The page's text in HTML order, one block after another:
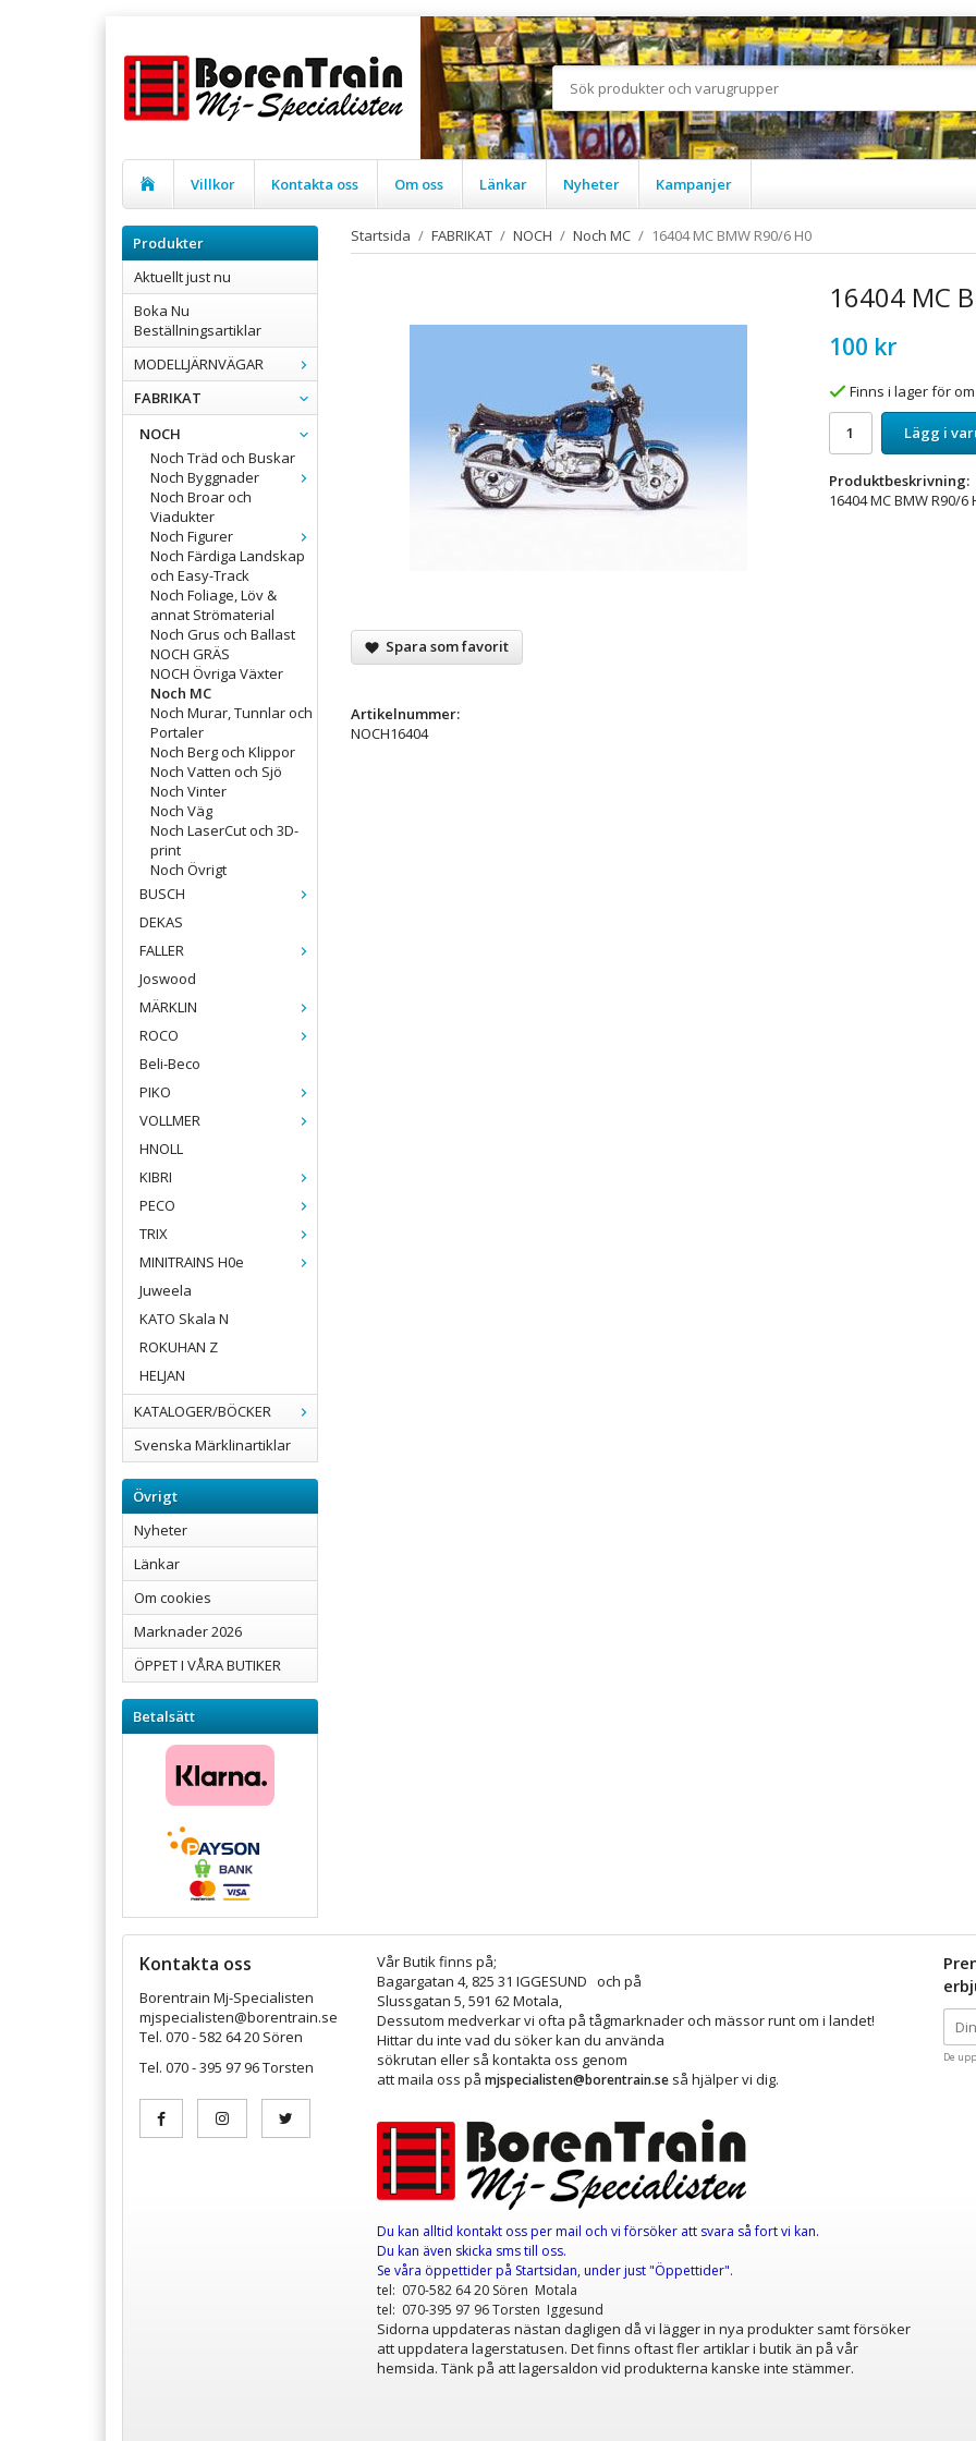
Villkor Kontakta oss Om oss Länkar Nyheter Kampanjer
Produkter
Aktuellt just nu
Boka Nu
Beställningsartiklar
MODELLJÄRNVÄGAR
FABRIKAT
NOCH
Noch Träd och Buskar
Noch Byggnader
Noch Broar och
Viadukter
Noch Figurer
Noch Färdiga Landskap
och Easy-Track
Noch Foliage, Löv &
annat Strömaterial
Noch Grus och Ballast
NOCH GRÄS
NOCH Övriga Växter
Noch MC
Noch Murar, Tunnlar och
Portaler
Noch Berg och Klippor
Noch Vatten och Sjö
Noch Vinter
Noch Väg
Noch LaserCut och 3D-
print
Noch Övrigt
BUSCH
DEKAS
FALLER
Joswood
MÄRKLIN
ROCO
Beli-Beco
PIKO
VOLLMER
HNOLL
KIBRI
PECO
TRIX
MINITRAINS H0e
Juweela
KATO Skala N
ROKUHAN Z
HELJAN
KATALOGER/BÖCKER
Svenska Märklinartiklar
Övrigt
Nyheter
Länkar
Om cookies
Marknader 2026
ÖPPET I VÅRA BUTIKER
Betalsätt
Startsida / FABRIKAT / NOCH / Noch MC / 16404 MC BMW R90/6 H0
16404 MC
100 kr
Finns i lager för
Lägg i
Produktbeskrivning:
16404 MC BMW R90/6
Spara som favorit
Artikelnummer:
NOCH16404
Kontakta oss
Borentrain Mj-Specialisten
mjspecialisten@borentrain.se
Tel. 070 - 582 64 20 Sören
Tel. 070 - 395 97 96 Torsten
Vår Butik finns på;
Bagargatan 4, 825 31 IGGESUND och på
Slussgatan 5, 591 62 Motala,
Dessutom medverkar vi ofta på tågmarknader och mässor runt om i landet!
Hittar du inte vad du söker kan du använda
sökrutan eller så kontakta oss genom
att maila oss på mjspecialisten@borentrain.se så hjälper vi dig.
Du kan alltid kontakt oss per mail och vi försöker att svara så fort vi kan.
Du kan även skicka sms till oss.
Se våra öppettiderpå Startsidan, under just "Öppettider".
tel: 070-582 64 20 Sören Motala
tel: 070-395 97 96 Torsten Iggesund
Sidorna uppdateras nästan dagligen då vi lägger in nya produkter samt försöker
att uppdatera lagerstatusen. Det finns oftast fler artiklar i butik än på vår
hemsida. Tänk på att lagersaldon vid produkterna kanske inte stämmer.
De